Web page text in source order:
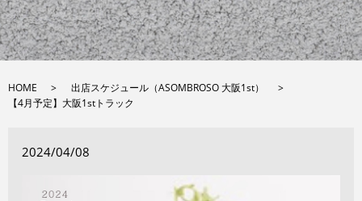
HOME
出店スケジュール（ASOMBROSO 大阪1st）
【4月予定】大阪1stトラック
2024/04/08